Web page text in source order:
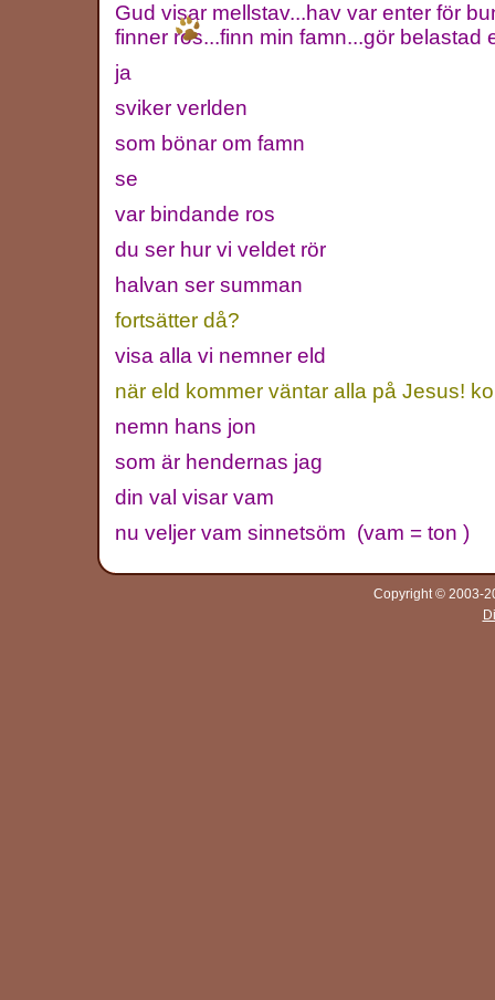
Gud visar mellstav...hav var enter för
finner ros...finn min famn...gör belastad
ja
sviker verlden
som bönar om famn
se
var bindande ros
du ser hur vi veldet rör
halvan ser summan
fortsätter då?
visa alla vi nemner eld
när eld kommer väntar alla på Jesus!
nemn hans jon
som är hendernas jag
din val visar vam
nu veljer vam sinnetsöm (vam = ton )
Copyright © 2003-